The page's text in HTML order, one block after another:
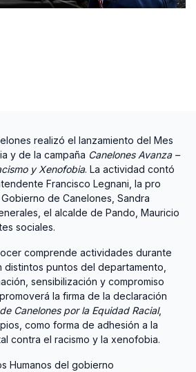
realizó el lanzamiento del Mes
y de la campaña Canelones Avanza –
y Xenofobia. La actividad contó
Francisco Legnani, la pro
de Canelones, Sandra
el alcalde de Pando, Mauricio
sociales.
comprende actividades durante
puntos del departamento,
sensibilización y compromiso
la firma de la declaración
Canelones por la Equidad Racial,
como forma de adhesión a la
contra el racismo y la xenofobia.
Humanos del gobierno